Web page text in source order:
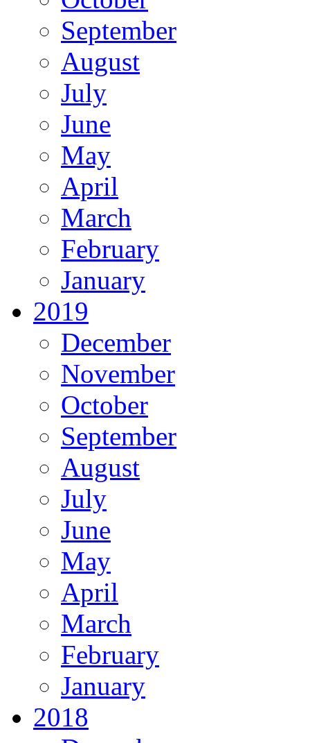
September
August
July
June
May
April
March
February
January
2019
December
November
October
September
August
July
June
May
April
March
February
January
2018